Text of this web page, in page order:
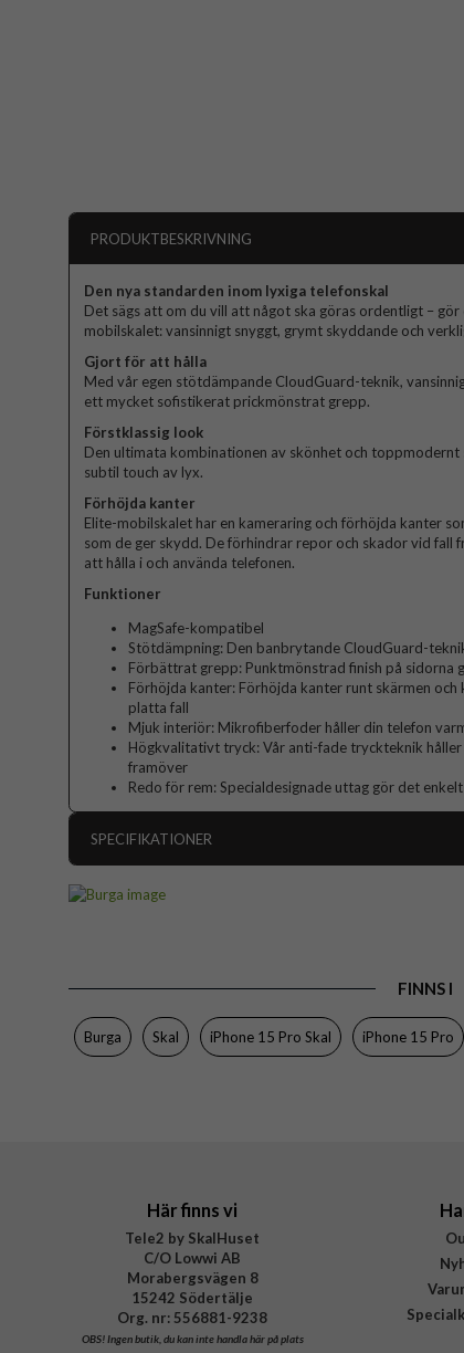
PRODUKTBESKRIVNING
Den nya standarden inom lyxiga telefonskal
Det sägs att om du vill att något ska göras ordentligt –
mobilskalet: vansinnigt snyggt, grymt skyddande och
Gjort för att hålla
Med vår egen stötdämpande CloudGuard-teknik,
ett mycket sofistikerat prickmönstrat grepp.
Förstklassig look
Den ultimata kombinationen av skönhet och
subtil touch av lyx.
Förhöjda kanter
Elite-mobilskalet har en kameraring och förhöjda kanter
som de ger skydd. De förhindrar repor och skador vid
att hålla i och använda telefonen.
Funktioner
MagSafe-kompatibel
Stötdämpning: Den banbrytande CloudGuard-
Förbättrat grepp: Punktmönstrad finish på sidorna
Förhöjda kanter: Förhöjda kanter runt skärmen
platta fall
Mjuk interiör: Mikrofiberfoder håller din telefon
Högkvalitativt tryck: Vår anti-fade tryckteknik
framöver
Redo för rem: Specialdesignade uttag gör det
SPECIFIKATIONER
Egenskaper
Färg
Material
FINNS I
Burga Skal iPhone 15 Pro Skal iPhone 15 Pro
Här finns vi
Tele2 by SkalHuset
C/O Lowwi AB
Morabergsvägen 8
15242 Södertälje
Org. nr: 556881-9238
OBS!Ingen butik, du kan inte handla här på plats